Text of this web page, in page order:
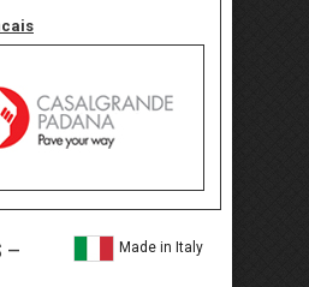
–
Made in Italy